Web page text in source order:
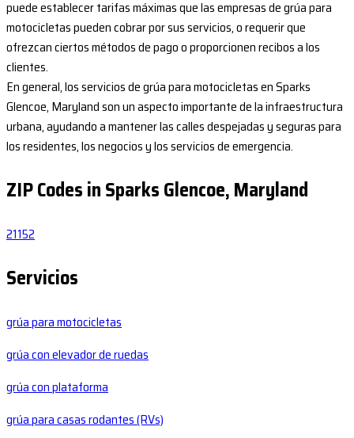
puede establecer tarifas máximas que las empresas de grúa para
motocicletas pueden cobrar por sus servicios, o requerir que
ofrezcan ciertos métodos de pago o proporcionen recibos a los
clientes.
En general, los servicios de grúa para motocicletas en Sparks
Glencoe, Maryland son un aspecto importante de la infraestructura
urbana, ayudando a mantener las calles despejadas y seguras para
los residentes, los negocios y los servicios de emergencia.
ZIP Codes in Sparks Glencoe, Maryland
21152
Servicios
grúa para motocicletas
grúa con elevador de ruedas
grúa con plataforma
grúa para casas rodantes (RVs)